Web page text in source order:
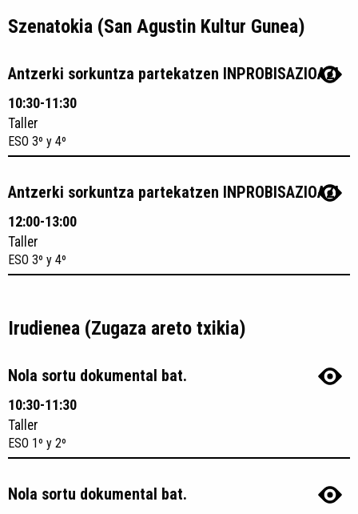
Szenatokia (San Agustin Kultur Gunea)
Antzerki sorkuntza partekatzen INPROBISAZIOAZ!
10:30-11:30
Taller
ESO 3º y 4º
Antzerki sorkuntza partekatzen INPROBISAZIOAZ!
12:00-13:00
Taller
ESO 3º y 4º
Irudienea (Zugaza areto txikia)
Nola sortu dokumental bat.
10:30-11:30
Taller
ESO 1º y 2º
Nola sortu dokumental bat.